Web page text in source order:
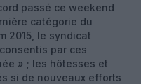
passé ce weekend
catégorie du
2015, le syndicat
par ces
» ; les hôtesses et
si de nouveaux efforts